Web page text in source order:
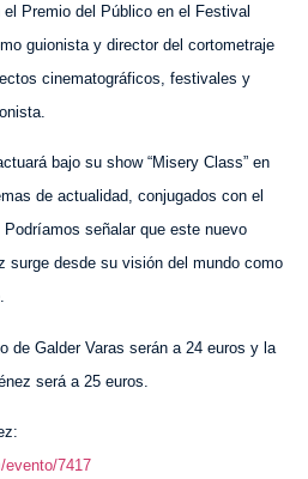
Premio del Público en el Festival
guionista y director del cortometraje
cinematográficos, festivales y
bajo su show “Misery Class” en
de actualidad, conjugados con el
señalar que este nuevo
surge desde su visión del mundo como
de Galder Varas serán a 24 euros y la
será a 25 euros.
evento/7417